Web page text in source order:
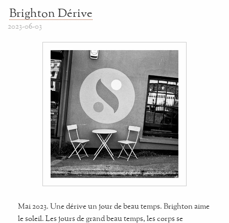
Brighton Dérive
2023-06-03
Mai 2023. Une dérive un jour de beau temps. Brighton aime
le soleil. Les jours de grand beau temps, les corps se